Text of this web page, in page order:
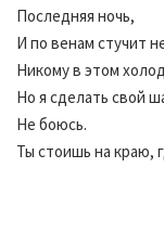
Последняя ночь,
И по венам стучит
Никому в этом
Но я сделать свой
Не боюсь.
Ты стоишь на краю,